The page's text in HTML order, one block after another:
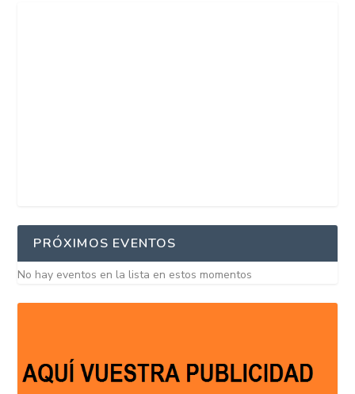
PRÓXIMOS EVENTOS
No hay eventos en la lista en estos momentos